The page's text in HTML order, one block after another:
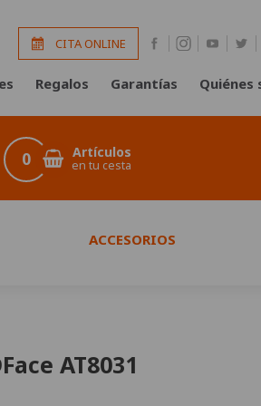
CITA ONLINE
Regalos Garantías Quiénes
0 Artículos
en tu cesta
ACCESORIOS
AT8031